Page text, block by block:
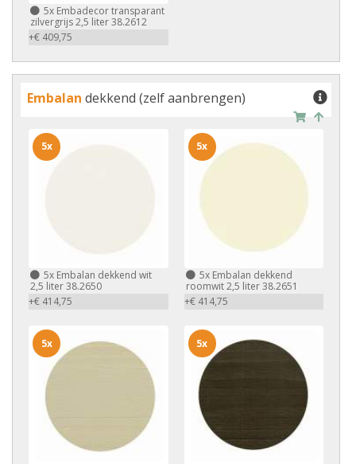
5x Embadecor transparant
zilvergrijs 2,5 liter 38.2612
+€ 409,75
Embalan dekkend (zelf aanbrengen)
5x Embalan dekkend wit
2,5 liter 38.2650
+€ 414,75
5x
5xEmbalan dekkend
roomwit 2,5 liter 38.2651
+€ 414,75
5x
5x 5x